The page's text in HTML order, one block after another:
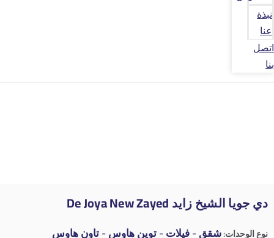
نبذة
عنا
اتصل
بنا
دي جويا الشيخ زايد De Joya New Zayed
نوع الوحدات:شقق - فيلات - توين هاوس - تاون هاوس